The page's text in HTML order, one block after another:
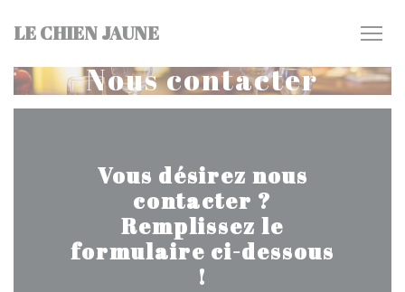
LE CHIEN JAUNE
Nous contacter
Vous désirez nous
contacter ?
Remplissez le
formulaire ci-dessous
!